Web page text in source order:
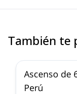
También te
Ascenso de
Perú